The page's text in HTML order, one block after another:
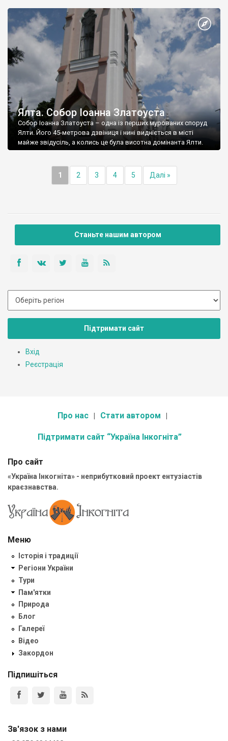
Ялта. Собор Іоанна Златоуста
Собор Іоанна Златоуста – одна із перших мурованих споруд
Ялти. Його 45-метрова дзвіниця і нині видніється в місті
майже звідусіль, а колись це була висотна домінанта Ялти.
1 2 3 4 5 Далі »
Станьте нашим автором
Підтримати сайт
Вхід
Реєстрація
Про нас Стати автором
Підтримати сайт “Україна Інкогніта”
Про сайт
«Україна Інкогніта» - неприбутковий проект ентузіастів
краєзнавства.
Меню
Історія і традиції
Регіони України
Тури
Пам'ятки
Природа
Блог
Галереї
Відео
Закордон
Підпишіться
Зв'язок з нами